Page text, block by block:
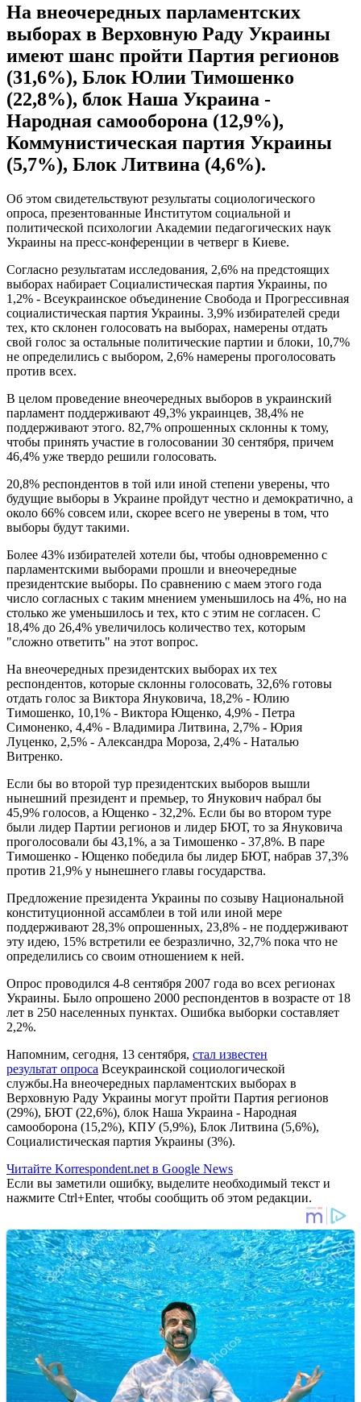
На внеочередных парламентских
выборах в Верховную Раду Украины
имеют шанс пройти Партия регионов
(31,6%), Блок Юлии Тимошенко
(22,8%), блок Наша Украина -
Народная самооборона (12,9%),
Коммунистическая партия Украины
(5,7%), Блок Литвина (4,6%).
Об этом свидетельствуют результаты социологического
опроса, презентованные Институтом социальной и
политической психологии Академии педагогических наук
Украины на пресс-конференции в четверг в Киеве.
Согласно результатам исследования, 2,6% на предстоящих
выборах набирает Социалистическая партия Украины, по
1,2% - Всеукраинское объединение Свобода и Прогрессивная
социалистическая партия Украины. 3,9% избирателей среди
тех, кто склонен голосовать на выборах, намерены отдать
свой голос за остальные политические партии и блоки, 10,7%
не определились с выбором, 2,6% намерены проголосовать
против всех.
В целом проведение внеочередных выборов в украинский
парламент поддерживают 49,3% украинцев, 38,4% не
поддерживают этого. 82,7% опрошенных склонны к тому,
чтобы принять участие в голосовании 30 сентября, причем
46,4% уже твердо решили голосовать.
20,8% респондентов в той или иной степени уверены, что
будущие выборы в Украине пройдут честно и демократично, а
около 66% совсем или, скорее всего не уверены в том, что
выборы будут такими.
Более 43% избирателей хотели бы, чтобы одновременно с
парламентскими выборами прошли и внеочередные
президентские выборы. По сравнению с маем этого года
число согласных с таким мнением уменьшилось на 4%, но на
столько же уменьшилось и тех, кто с этим не согласен. С
18,4% до 26,4% увеличилось количество тех, которым
"сложно ответить" на этот вопрос.
На внеочередных президентских выборах их тех
респондентов, которые склонны голосовать, 32,6% готовы
отдать голос за Виктора Януковича, 18,2% - Юлию
Тимошенко, 10,1% - Виктора Ющенко, 4,9% - Петра
Симоненко, 4,4% - Владимира Литвина, 2,7% - Юрия
Луценко, 2,5% - Александра Мороза, 2,4% - Наталью
Витренко.
Если бы во второй тур президентских выборов вышли
нынешний президент и премьер, то Янукович набрал бы
45,9% голосов, а Ющенко - 32,2%. Если бы во втором туре
были лидер Партии регионов и лидер БЮТ, то за Януковича
проголосовали бы 43,1%, а за Тимошенко - 37,8%. В паре
Тимошенко - Ющенко победила бы лидер БЮТ, набрав 37,3%
против 21,9% у нынешнего главы государства.
Предложение президента Украины по созыву Национальной
конституционной ассамблеи в той или иной мере
поддерживают 28,3% опрошенных, 23,8% - не поддерживают
эту идею, 15% встретили ее безразлично, 32,7% пока что не
определились со своим отношением к ней.
Опрос проводился 4-8 сентября 2007 года во всех регионах
Украины. Было опрошено 2000 респондентов в возрасте от 18
лет в 250 населенных пунктах. Ошибка выборки составляет
2,2%.
Напомним, сегодня, 13 сентября, стал известен
результат опроса Всеукраинской социологической
службы.На внеочередных парламентских выборах в
Верховную Раду Украины могут пройти Партия регионов
(29%), БЮТ (22,6%), блок Наша Украина - Народная
самооборона (15,2%), КПУ (5,9%), Блок Литвина (5,6%),
Социалистическая партия Украины (3%).
Читайте Korrespondent.net в Google News
Если вы заметили ошибку, выделите необходимый текст и
нажмите Ctrl+Enter, чтобы сообщить об этом редакции.